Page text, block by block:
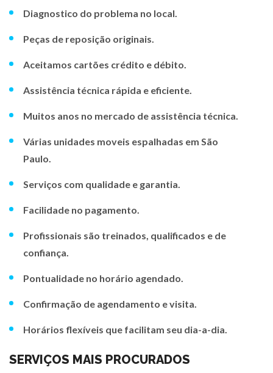
Diagnostico do problema no local.
Peças de reposição originais.
Aceitamos cartões crédito e débito.
Assistência técnica rápida e eficiente.
Muitos anos no mercado de assistência técnica.
Várias unidades moveis espalhadas em São
Paulo.
Serviços com qualidade e garantia.
Facilidade no pagamento.
Profissionais são treinados, qualificados e de
confiança.
Pontualidade no horário agendado.
Confirmação de agendamento e visita.
Horários flexíveis que facilitam seu dia-a-dia.
SERVIÇOS MAIS PROCURADOS